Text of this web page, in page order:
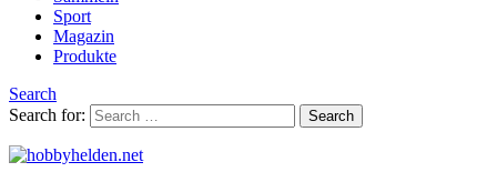
Sport
Magazin
Produkte
Search
Search for:
Search